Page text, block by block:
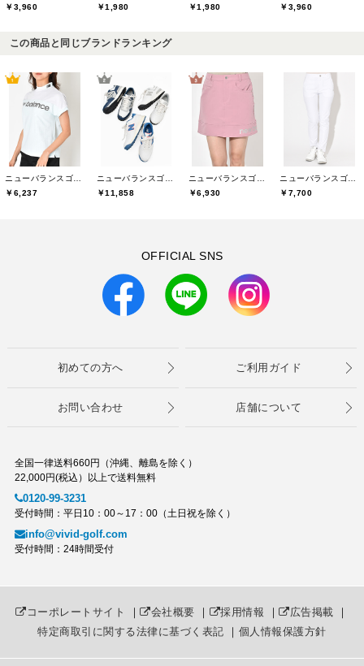
￥3,960
￥1,980
￥1,980
￥3,960
この商品と同じブランドランキング
￥6,237
￥11,858
￥6,930
￥7,700
OFFICIAL SNS
初めての方へ ご利用ガイド
お問い合わせ 店舗について
全国一律送料660円（沖縄、離島を除く）
22,000円(税込）以上で送料無料
0120-99-3231
受付時間：平日10：00～17：00（土日祝を除く）
info@vivid-golf.com
受付時間：24時間受付
コーポレートサイト ｜ 会社概要 ｜ 採用情報 ｜ 広告掲載 ｜
特定商取引に関する法律に基づく表記 ｜ 個人情報保護方針